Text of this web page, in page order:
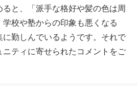
と、「派手な格好や髪の色は周
学校や塾からの印象も悪くなる
に勤しんでいるようです。それで
ティに寄せられたコメントをご